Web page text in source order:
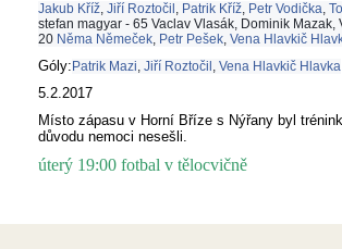
Jakub Kříž, Jiří Roztočil , Patrik Kříž, Petr Vodička,
stefan magyar - 65 Vaclav Vlasák, Dominik Mazak,
20 Něma Němeček, Petr Pešek, Vena Hlavkič
Góly: Patrik Mazi, Jiří Roztočil , Vena Hlavkič Hlavka
5.2.2017
Místo zápasu v Horní Bříze s Nýřany byl
důvodu nemoci nesešli.
úterý 19:00 fotbal v tělocvičně